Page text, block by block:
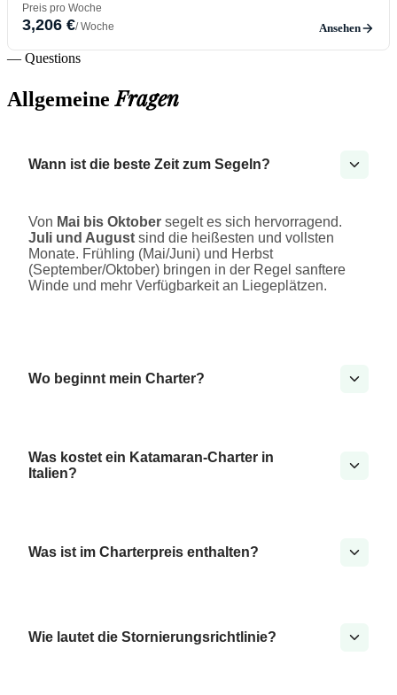
Preis pro Woche
3,206 €/ Woche Ansehen
— Questions
AllgemeineFragen
Wann ist die beste Zeit zum Segeln?
Von Mai bis Oktober segelt es sich hervorragend.
Juli und August sind die heißesten und vollsten
Monate. Frühling (Mai/Juni) und Herbst
(September/Oktober) bringen in der Regel sanftere
Winde und mehr Verfügbarkeit an Liegeplätzen.
Wo beginnt mein Charter?
Was kostet ein Katamaran-Charter in
Italien?
Was ist im Charterpreis enthalten?
Wie lautet die Stornierungsrichtlinie?